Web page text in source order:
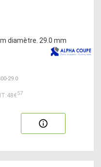
diamètre. 29.0 mm
29.0
57